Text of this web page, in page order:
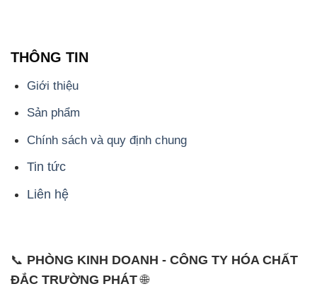
THÔNG TIN
Giới thiệu
Sản phẩm
Chính sách và quy định chung
Tin tức
Liên hệ
📞 PHÒNG KINH DOANH - CÔNG TY HÓA CHẤT
ĐẮC TRƯỜNG PHÁT🌐